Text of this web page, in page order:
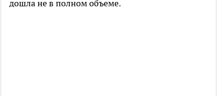
дошла не в полном объеме.